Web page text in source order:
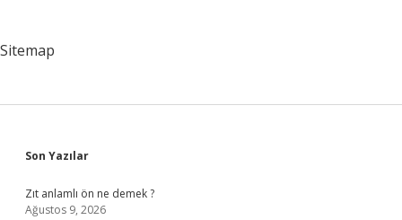
Sitemap
Sidebar
Son Yazılar
Zıt anlamlı ön ne demek ?
Ağustos 9, 2026